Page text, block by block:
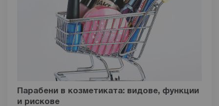
Парабени в козметиката: видове, функции
и рискове